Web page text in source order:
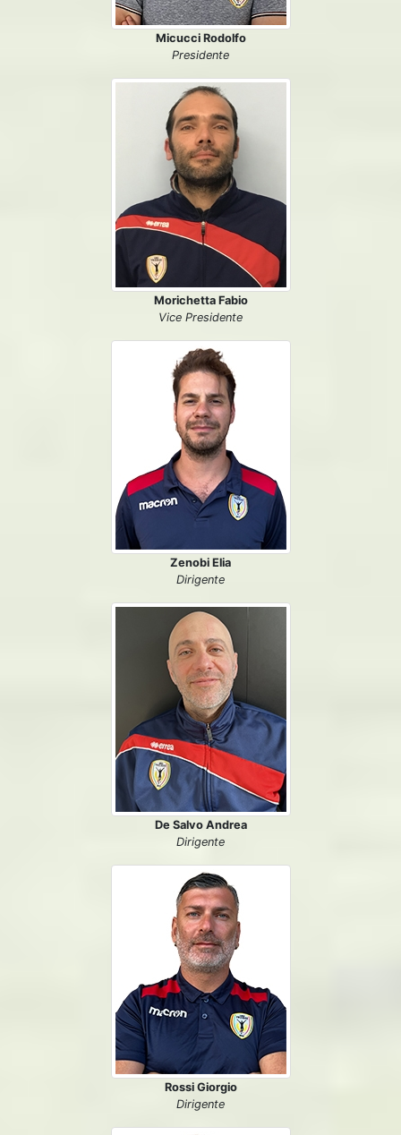
Micucci Rodolfo
Presidente
Morichetta Fabio
Vice Presidente
Zenobi Elia
Dirigente
De Salvo Andrea
Dirigente
Rossi Giorgio
Dirigente